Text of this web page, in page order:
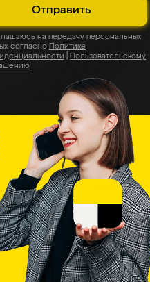
Отправить
на передачу персональных
согласно Политике
Пользовательскому